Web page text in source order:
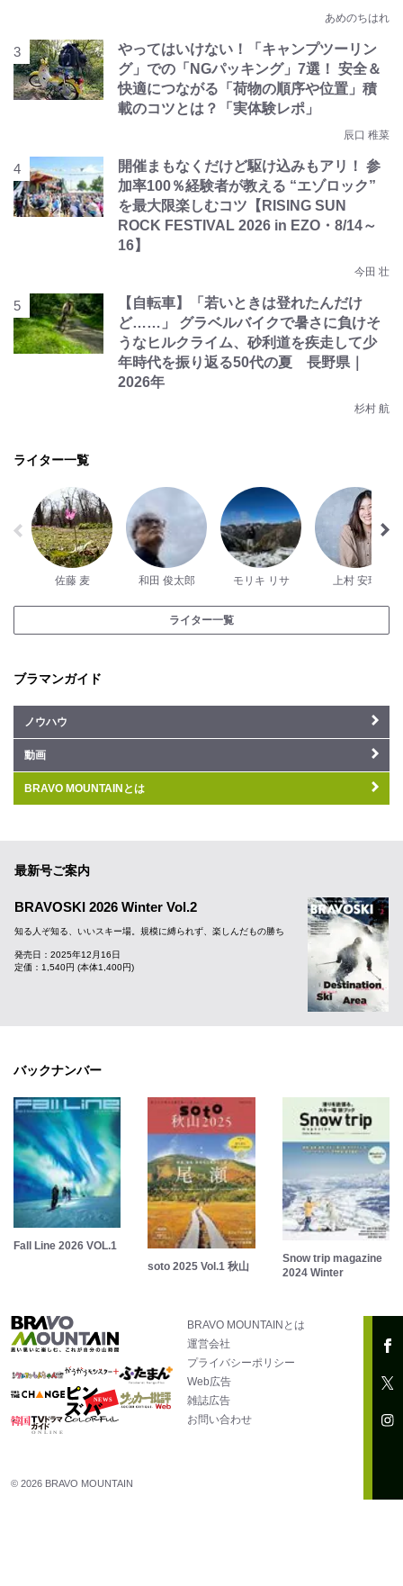
あめのちはれ
やってはいけない！「キャンプツーリン
グ」での「NGパッキング」7選！ 安全＆
快適につながる「荷物の順序や位置」積
載のコツとは？「実体験レポ」
辰口 稚菜
開催まもなくだけど駆け込みもアリ！ 参
加率100％経験者が教える “エゾロック”
を最大限楽しむコツ【RISING SUN
ROCK FESTIVAL 2026 in EZO・8/14～
16】
今田 壮
【自転車】「若いときは登れたんだけ
ど……」 グラベルバイクで暑さに負けそ
うなヒルクライム、砂利道を疾走して少
年時代を振り返る50代の夏 長野県｜
2026年
杉村 航
ライター一覧
佐藤 麦 和田 俊太郎 モリキ リサ 上村 安瑚
ライター一覧
ブラマンガイド
ノウハウ
動画
BRAVO MOUNTAINとは
最新号ご案内
BRAVOSKI 2026 Winter Vol.2
知る人ぞ知る、いいスキー場。規模に縛られず、楽しんだもの勝ち
発売日：2025年12月16日
定価：1,540円 (本体1,400円)
バックナンバー
Fall Line 2026 VOL.1
soto 2025 Vol.1 秋山
Snow trip magazine
2024 Winter
BRAVO MOUNTAINとは
運営会社
プライバシーポリシー
Web広告
雑誌広告
お問い合わせ
© 2026 BRAVO MOUNTAIN